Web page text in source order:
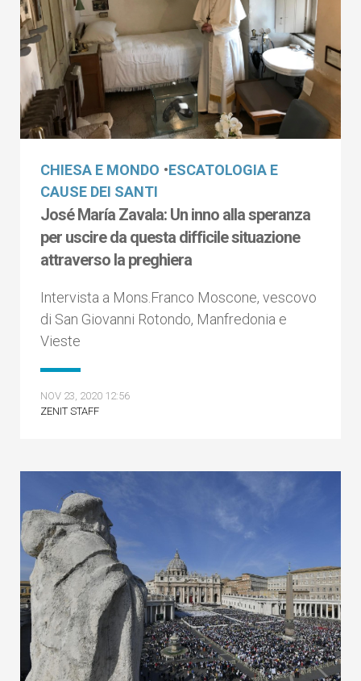
CHIESA E MONDO •ESCATOLOGIA E
CAUSE DEI SANTI
José María Zavala: Un inno alla speranza
per uscire da questa difficile situazione
attraverso la preghiera
Intervista a Mons.Franco Moscone, vescovo
di San Giovanni Rotondo, Manfredonia e
Vieste
NOV 23, 2020 12:56
ZENIT STAFF